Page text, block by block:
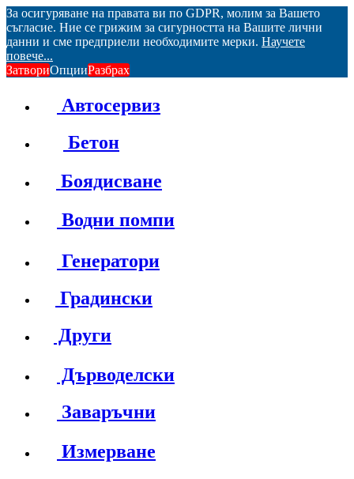
За осигуряване на правата ви по GDPR, молим за Вашето
съгласие. Ние се грижим за сигурността на Вашите лични
данни и сме предприели необходимите мерки. Научете
повече...
ЗатвориОпцииРазбрах
Автосервиз
Бетон
Боядисване
Водни помпи
Генератори
Градински
Други
Дърводелски
Заваръчни
Измерване